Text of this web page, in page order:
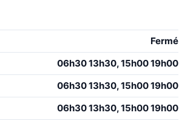
Fermé
06h30 13h30, 15h00 19h00
06h30 13h30, 15h00 19h00
06h30 13h30, 15h00 19h00